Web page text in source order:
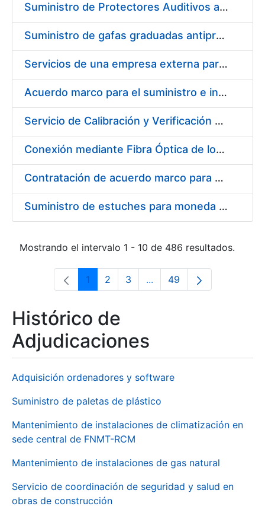
Suministro de Protectores Auditivos a medida para las personas trabajadoras de los Centros de Trabajo de Madrid y Burgos
Suministro de gafas graduadas antiproyecciones para los trabajadores de la FNMT-RCM en los centros de trabajo de Madrid y Burgos
Servicios de una empresa externa para el asesoramiento y resolución de los recursos de alzada que se presentan relacionados con procesos de selección para la FNMT-RCM
Acuerdo marco para el suministro e instalación de persianas, estores y otros complementos
Servicio de Calibración y Verificación Externa de los Equipos de Medición del Servicio de Prevención de la FNMT-RCM
Conexión mediante Fibra Óptica de los Centros de Proceso de Datos (CPDs) de las sedes de la FNMT-RCM de Burgos y Madrid
Contratación de acuerdo marco para el Suministro de Material de Electricidad para la Fábrica Nacional de Moneda y Timbre-Real Casa de la Moneda en su centro de trabajo de Burgos
Suministro de estuches para moneda de 30 €
Mostrando el intervalo 1 - 10 de 486 resultados.
Página
1 Página
2 Página
3 ...Páginas intermedias Use
Página
49
Histórico de
Adjudicaciones
Adquisición ordenadores y software
Suministro de paletas de plástico
Mantenimiento de instalaciones de climatización en
sede central de FNMT-RCM
Mantenimiento de instalaciones de gas natural
Servicio de coordinación de seguridad y salud en
obras de construcción